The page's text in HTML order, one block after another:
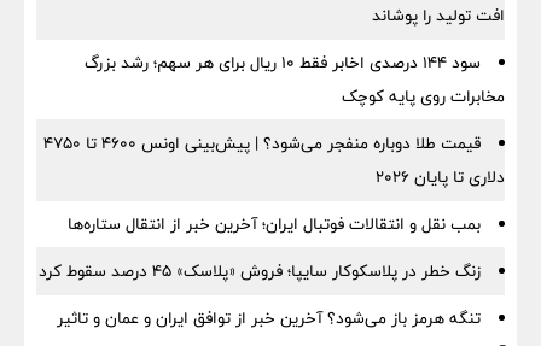
افت تولید را پوشاند
سود ۱۴۴ درصدی اخابر فقط ۱۰ ریال برای هر سهم؛ رشد بزرگ
مخابرات روی پایه کوچک
قیمت طلا دوباره منفجر می‌شود؟ | پیش‌بینی اونس ۴۶۰۰ تا ۴۷۵۰
دلاری تا پایان ۲۰۲۶
بمب نقل‌ و انتقالات فوتبال ایران؛ آخرین خبر از انتقال ستاره‌ها
زنگ خطر در پلاسکوکار سایپا؛ فروش «پلاسک» ۴۵ درصد سقوط کرد
تنگه هرمز باز می‌شود؟ آخرین خبر از توافق ایران و عمان و تاثیر